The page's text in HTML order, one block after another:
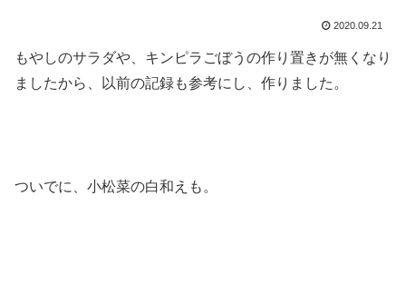
2020.09.21
もやしのサラダや、キンピラごぼうの作り置きが無くなり
ましたから、以前の記録も参考にし、作りました。
ついでに、小松菜の白和えも。